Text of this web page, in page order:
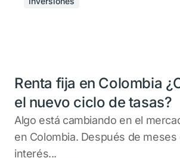
Renta fija en Colombia
el nuevo ciclo de tasas?
Algo está cambiando en el
en Colombia. Después de meses
interés...